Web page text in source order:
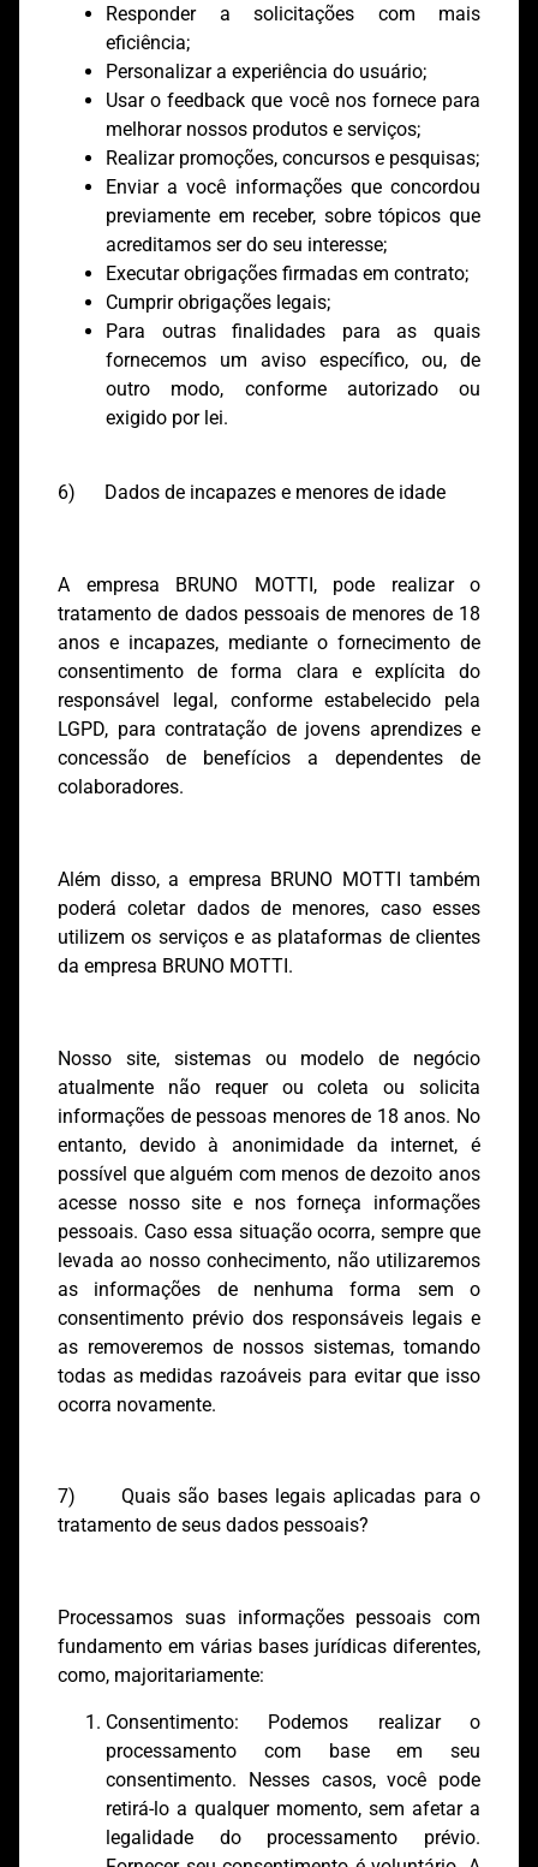
Responder a solicitações com mais
eficiência;
Personalizar a experiência do usuário;
Usar o feedback que você nos fornece para
melhorar nossos produtos e serviços;
Realizar promoções, concursos e pesquisas;
Enviar a você informações que concordou
previamente em receber, sobre tópicos que
acreditamos ser do seu interesse;
Executar obrigações firmadas em contrato;
Cumprir obrigações legais;
Para outras finalidades para as quais
fornecemos um aviso específico, ou, de
outro modo, conforme autorizado ou
exigido por lei.
6) Dados de incapazes e menores de idade
A empresa BRUNO MOTTI, pode realizar o
tratamento de dados pessoais de menores de 18
anos e incapazes, mediante o fornecimento de
consentimento de forma clara e explícita do
responsável legal, conforme estabelecido pela
LGPD, para contratação de jovens aprendizes e
concessão de benefícios a dependentes de
colaboradores.
Além disso, a empresa BRUNO MOTTI também
poderá coletar dados de menores, caso esses
utilizem os serviços e as plataformas de clientes
da empresa BRUNO MOTTI.
Nosso site, sistemas ou modelo de negócio
atualmente não requer ou coleta ou solicita
informações de pessoas menores de 18 anos. No
entanto, devido à anonimidade da internet, é
possível que alguém com menos de dezoito anos
acesse nosso site e nos forneça informações
pessoais. Caso essa situação ocorra, sempre que
levada ao nosso conhecimento, não utilizaremos
as informações de nenhuma forma sem o
consentimento prévio dos responsáveis legais e
as removeremos de nossos sistemas, tomando
todas as medidas razoáveis ​​para evitar que isso
ocorra novamente.
7) Quais são bases legais aplicadas para o
tratamento de seus dados pessoais?
Processamos suas informações pessoais com
fundamento em várias bases jurídicas diferentes,
como, majoritariamente:
Consentimento: Podemos realizar o
processamento com base em seu
consentimento. Nesses casos, você pode
retirá-lo a qualquer momento, sem afetar a
legalidade do processamento prévio.